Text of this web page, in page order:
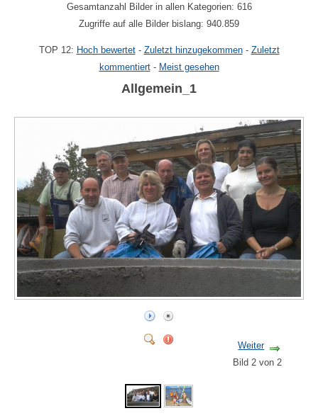
Gesamtanzahl Bilder in allen Kategorien: 616
Zugriffe auf alle Bilder bislang: 940.859
TOP 12: Hoch bewertet- Zuletzt hinzugekommen- Zuletzt
kommentiert- Meist gesehen
Allgemein_1
Weiter
Bild 2 von 2